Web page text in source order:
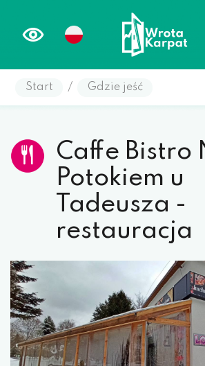
Start / Gdzie jeść
Caffe Bistro
Potokiem u
Tadeusza -
restauracja